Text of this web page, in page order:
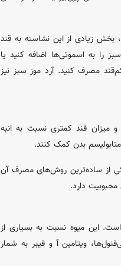
زیادی از این نشاسته به قند
را به اسموتی‌ها اضافه کنید یا
مصرف کنید. آرد موز سبز نیز
و میزان قند کمتری نسبت به انبه
بدن کمک کنند.
از ساده‌ترین روش‌های مصرف آن
دارد.
این میوه نسبت به بسیاری از
ویتامین آ و فیبر به شمار